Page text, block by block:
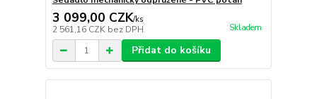
3 099,00 CZK/ks
2 561,16 CZK bez DPH Skladem
Přidat do košíku